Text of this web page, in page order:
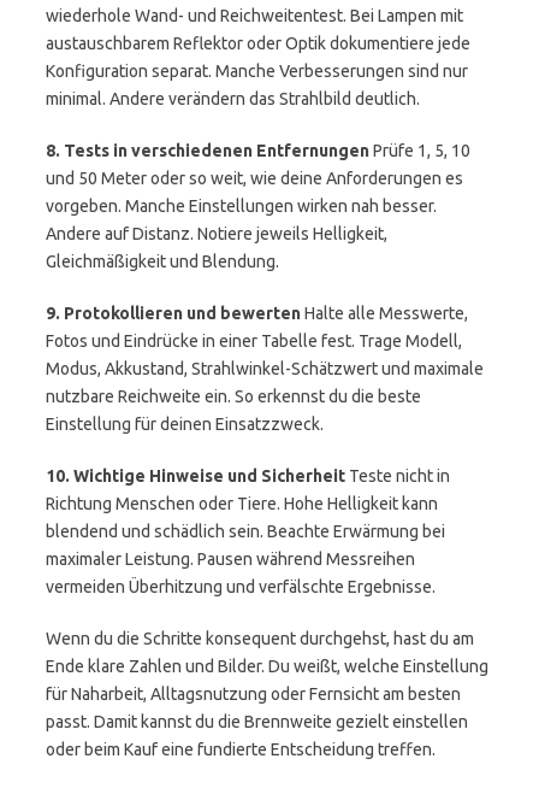
wiederhole Wand- und Reichweitentest. Bei Lampen mit
austauschbarem Reflektor oder Optik dokumentiere jede
Konfiguration separat. Manche Verbesserungen sind nur
minimal. Andere verändern das Strahlbild deutlich.
8. Tests in verschiedenen EntfernungenPrüfe 1, 5, 10
und 50 Meter oder so weit, wie deine Anforderungen es
vorgeben. Manche Einstellungen wirken nah besser.
Andere auf Distanz. Notiere jeweils Helligkeit,
Gleichmäßigkeit und Blendung.
9. Protokollieren und bewertenHalte alle Messwerte,
Fotos und Eindrücke in einer Tabelle fest. Trage Modell,
Modus, Akkustand, Strahlwinkel-Schätzwert und maximale
nutzbare Reichweite ein. So erkennst du die beste
Einstellung für deinen Einsatzzweck.
10. Wichtige Hinweise und Sicherheit Teste nicht in
Richtung Menschen oder Tiere. Hohe Helligkeit kann
blendend und schädlich sein. Beachte Erwärmung bei
maximaler Leistung. Pausen während Messreihen
vermeiden Überhitzung und verfälschte Ergebnisse.
Wenn du die Schritte konsequent durchgehst, hast du am
Ende klare Zahlen und Bilder. Du weißt, welche Einstellung
für Naharbeit, Alltagsnutzung oder Fernsicht am besten
passt. Damit kannst du die Brennweite gezielt einstellen
oder beim Kauf eine fundierte Entscheidung treffen.